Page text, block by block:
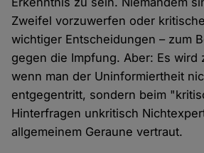
Zweifel vorzuwerfen oder
wichtiger Entscheidungen – zum
gegen die Impfung. Aber: Es wird
wenn man der Uninformiertheit
entgegentritt, sondern beim
Hinterfragen unkritisch
allgemeinem Geraune vertraut.